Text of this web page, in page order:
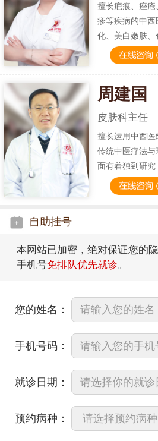
擅长疤痕、痤
疹等疾病的中
化、美白嫩肤、
周建国
皮肤科主任
擅长运用中西医
传统中医疗法
面有着独到研究
自助挂号
本网站已加密，绝对保证您的
手机号免排队优先就诊。
您的姓名：
手机号码：
就诊日期：
预约病种：